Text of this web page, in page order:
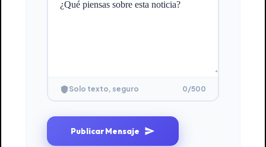
Solo texto, seguro 0/500
Publicar Mensaje